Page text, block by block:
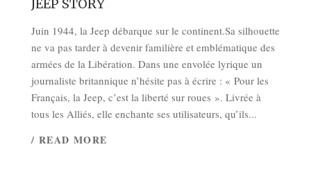
JEEP STORY
Juin 1944, la Jeep débarque sur le continent.Sa silhouette
ne va pas tarder à devenir familière et emblématique des
armées de la Libération. Dans une envolée lyrique un
journaliste britannique n’hésite pas à écrire : « Pour les
Français, la Jeep, c’est la liberté sur roues ». Livrée à
tous les Alliés, elle enchante ses utilisateurs, qu’ils...
/ READ MORE